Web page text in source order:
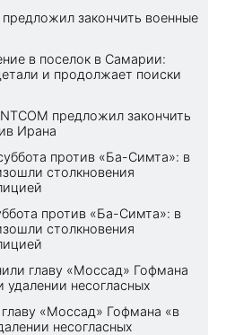
закончить военные
в поселок в Самарии:
и продолжает поиски
предложил закончить
Ирана
против «Ба-Симта»: в
столкновения
против «Ба-Симта»: в
столкновения
главу «Моссад» Гофмана
удалении несогласных
«Моссад» Гофмана «в
несогласных